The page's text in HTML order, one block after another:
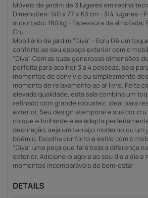
Móveis de jardim de 3 lugares em resina
Dimensões: 140 x 77 x 63 cm - 3/4 lugares -
suportado: 160 kg - Espessura da almofada:
Cru
Mobiliário de jardim "Diya" - Ecru Dê um
conforto ao seu espaço exterior com o
"Diya". Com as suas generosas dimensões
perfeita para acolher 3 a 4 pessoas, seja
momentos de convívio ou simplesmente
momento de relaxamento ao ar livre. Feita
elevada qualidade, esta sala combina um
refinado com grande robustez, ideal para
exterior. Seu design atemporal e sua cor
chique e brilhante e se adapta
decoração, seja um terraço moderno ou um
boêmio. Escolha conforto e estilo com o
"Diya", uma peça que fará toda a diferença
exterior. Adicione-o agora ao seu dia a dia e
momentos incomparáveis de bem-estar.
DETAILS